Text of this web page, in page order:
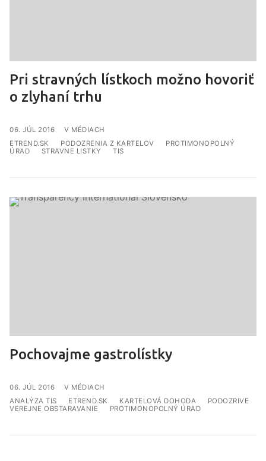
Pri stravných lístkoch možno hovoriť
o zlyhaní trhu
V MÉDIACH
ETREND.SK
PODOZRENIA Z KARTELOV
PROTIMONOPOLNÝ
ÚRAD
STRAVNE LISTKY TIS
Pochovajme gastrolístky
V MÉDIACH
ANALÝZA TIS
ETREND.SK KARTELOVÁ DOHODA
PODOZRIVE
VEREJNE OBSTARAVANIE
PROTIMONOPOLNÝ ÚRAD